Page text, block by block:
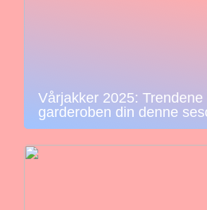
Vårjakker 2025:
garderoben din denne